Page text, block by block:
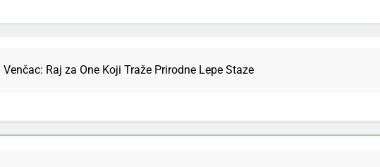
Venčac: Raj za One Koji Traže Prirodne Lepe Staze